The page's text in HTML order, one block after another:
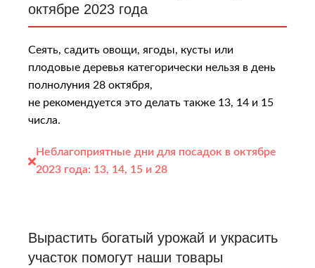
октябре 2023 года
Сеять, садить овощи, ягоды, кусты или
плодовые деревья категорически нельзя в день
полнолуния 28 октября,
не рекомендуется это делать также 13, 14 и 15
числа.
Неблагоприятные дни для посадок в октябре
2023 года: 13, 14, 15 и 28
Вырастить богатый урожай и украсить
участок помогут наши товары